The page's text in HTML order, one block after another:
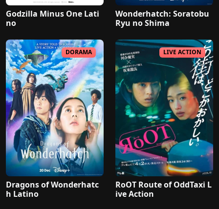
Godzilla Minus One Lati
no
Wonderhatch: Soratobu
Ryu no Shima
DORAMA
Dragons of Wonderhatc
h Latino
LIVE ACTION
RoOT Route of OddTaxi L
ive Action